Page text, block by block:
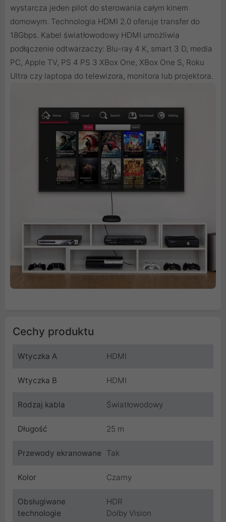
wystarcza jeden pilot do sterowania całym kinem
domowym. Technologia HDMI 2.0 oferuje transfer do
18Gbps. Kabel światłowodowy HDMI umożliwia
podłączenie odtwarzaczy: Blu-ray 4 K, smart 3 D, media
PC, Apple TV, PS 4 PS 3 XBox One, XBox One S, Roku
Ultra czy laptopa do telewizora, monitora lub projektora.
Cechy produktu
Wtyczka A HDMI
Wtyczka B HDMI
Rodzaj kabla Światłowodowy
Długość 25 m
Przewody ekranowane Tak
Kolor Czarny
Obsługiwane
technologie
HDR
Dolby Vision